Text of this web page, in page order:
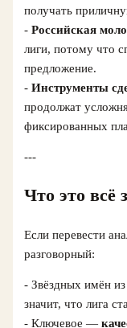
получать
-Российская
лиги, потому что
предложение.
-Инструменты
продолжат
фиксированных
---
Что это всё
Если перевести
разговорный:
- Звёздных имён
значит, что лига
- Ключевое —